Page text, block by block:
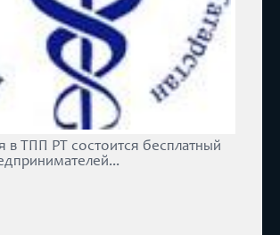
в ТПП РТ состоится бесплатный